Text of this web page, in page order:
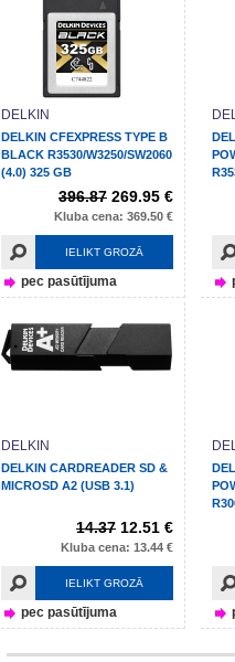
DELKIN
DELKIN CFEXPRESS TYPE B
BLACK R3530/W3250/SW2060
(4.0) 325 GB
396.87 269.95 €
Kluba cena: 369.50 €
IELIKT GROZĀ
pec pasūtījuma
DELKIN
DELKIN CARDREADER SD &
MICROSD A2 (USB 3.1)
14.37 12.51 €
Kluba cena: 13.44 €
IELIKT GROZĀ
pec pasūtījuma